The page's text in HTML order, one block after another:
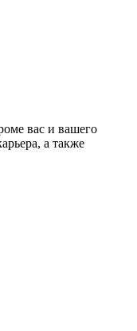
вас и вашего
а также